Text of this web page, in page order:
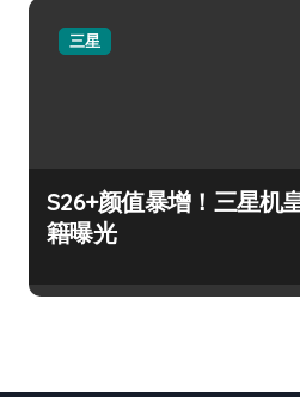
三星
S26+颜值暴增！三星机
籍曝光